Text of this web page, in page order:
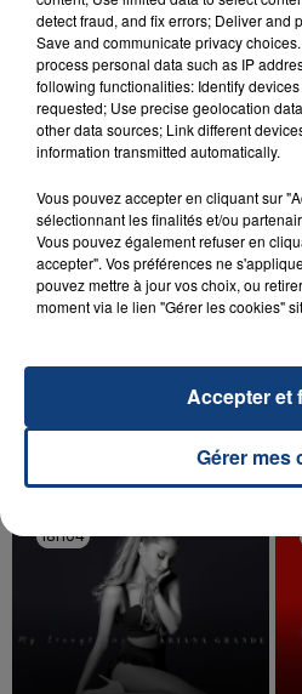
INCENDIE MORTEL À
SON BÉBÉ ENTRE LA VIE
Un homme s'est immolé
aspergé sa compagne et
d'un liquide inflammable.
20 juillet 2026
UNE ADOLESCENTE
La famille a porté plainte
reconnu sa responsabilité
TITRES DIFFUSÉS
18h04
18h04
detect fraud, and fix errors; Deliver and
Save and communicate privacy
process personal data such as IP
following functionalities: Identify
requested; Use precise geolocation
other data sources; Link different
information transmitted automatically.
Vous pouvez accepter en cliquant sur
sélectionnant les finalités et/ou
Vous pouvez également refuser en
accepter". Vos préférences ne
pouvez mettre à jour vos choix, ou
moment via le lien "Gérer les cookies"
Gérer mes
Accepter et